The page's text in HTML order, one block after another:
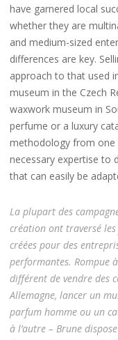
have garnered local
whether they are
and medium-sized
differences are key.
approach to that used
museum in the Czech
waxwork museum in
perfume or a luxury
methodology from one
necessary expertise to
that can easily be
La plupart des
création ont traversé les
créées pour des
performantes. Rompue
différent de vendre des
Allemagne, lancer un
parfum homme ou un
à l’autre – Brune